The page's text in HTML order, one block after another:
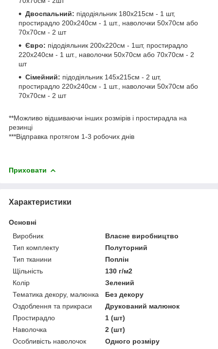
Двоспальний: підодіяльник 180х215см - 1 шт,
простирадло 200х240см - 1 шт., наволочки 50х70см або
70х70см - 2 шт
Євро: підодіяльник 200х220см - 1шт, простирадло
220х240см - 1 шт., наволочки 50х70см або 70х70см - 2
шт
Сімейний: підодіяльник 145х215см - 2 шт,
простирадло 220х240см - 1 шт., наволочки 50х70см або
70х70см - 2 шт
**Можливо відшиваючи інших розмірів і простирадла на
резинці
***Відправка протягом 1-3 робочих днів
Приховати
Характеристики
Основні
Виробник
Власне виробництво
Тип комплекту
Полуторний
Тип тканини
Поплін
Щільність
130 г/м2
Колір
Зелений
Тематика декору, малюнка
Без декору
Оздоблення та прикраси
Друкований малюнок
Простирадло
1 (шт)
Наволочка
2 (шт)
Особливість наволочок
Одного розміру